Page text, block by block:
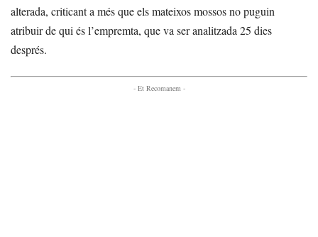
alterada, criticant a més que els mateixos mossos no puguin
atribuir de qui és l’empremta, que va ser analitzada 25 dies
després.
- Et Recomanem -